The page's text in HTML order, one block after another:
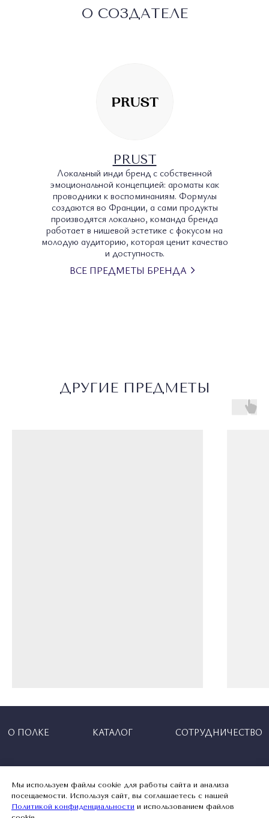
Самовывоз: Москва, Калашный пер., 5.
О СОЗДАТЕЛЕ
PRUST
Локальный инди бренд с собственной
эмоциональной концепцией: ароматы как
проводники к воспоминаниям. Формулы
создаются во Франции, а сами продукты
производятся локально, команда бренда
работает в нишевой эстетике с фокусом на
молодую аудиторию, которая ценит качество
и доступность.
ВСЕ ПРЕДМЕТЫ БРЕНДА
КАК
ЧЕРНЫЙ
ДРУГИЕ ПРЕДМЕТЫ
MARKETING
WONDERLAND
Мы используем файлы cookie для работы сайта и анализа
посещаемости. Используя сайт, вы соглашаетесь с нашей
Политикой конфиденциальности и использованием файлов